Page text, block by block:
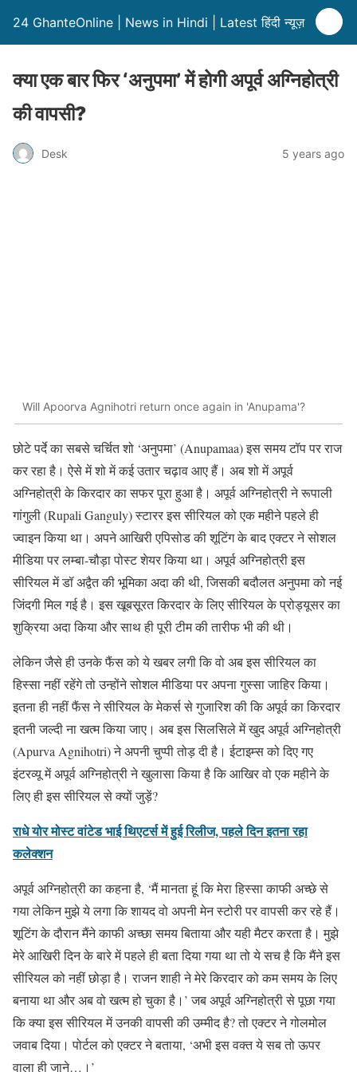
24 GhanteOnline | News in Hindi | Latest हिंदी न्यूज़
क्या एक बार फिर ‘अनुपमा’ में होगी अपूर्व अग्निहोत्री
की वापसी?
Desk 5 years ago
Will Apoorva Agnihotri return once again in 'Anupama'?
छोटे पर्दे का सबसे चर्चित शो ‘अनुपमा’ (Anupamaa) इस समय टॉप पर राज
कर रहा है। ऐसे में शो में कई उतार चढ़ाव आए हैं। अब शो में अपूर्व
अग्निहोत्री के किरदार का सफर पूरा हुआ है। अपूर्व अग्निहोत्री ने रूपाली
गांगुली (Rupali Ganguly) स्टारर इस सीरियल को एक महीने पहले ही
ज्वाइन किया था। अपने आखिरी एपिसोड की शूटिंग के बाद एक्टर ने सोशल
मीडिया पर लम्बा-चौड़ा पोस्ट शेयर किया था। अपूर्व अग्निहोत्री इस
सीरियल में डॉ अद्वैत की भूमिका अदा की थी, जिसकी बदौलत अनुपमा को नई
जिंदगी मिल गई है। इस खूबसूरत किरदार के लिए सीरियल के प्रोड्यूसर का
शुक्रिया अदा किया और साथ ही पूरी टीम की तारीफ भी की थी।
लेकिन जैसे ही उनके फैंस को ये खबर लगी कि वो अब इस सीरियल का
हिस्सा नहीं रहेंगे तो उन्होंने सोशल मीडिया पर अपना गुस्सा जाहिर किया।
इतना ही नहीं फैंस ने सीरियल के मेकर्स से गुजारिश की कि अपूर्व का किरदार
इतनी जल्दी ना खत्म किया जाए। अब इस सिलसिले में खुद अपूर्व अग्निहोत्री
(Apurva Agnihotri) ने अपनी चुप्पी तोड़ दी है। ईटाइम्स को दिए गए
इंटरव्यू में अपूर्व अग्निहोत्री ने खुलासा किया है कि आखिर वो एक महीने के
लिए ही इस सीरियल से क्यों जुड़ें?
राधे योर मोस्ट वांटेड भाई थिएटर्स में हुई रिलीज, पहले दिन इतना रहा
कलेक्शन
अपूर्व अग्निहोत्री का कहना है, ‘मैं मानता हूं कि मेरा हिस्सा काफी अच्छे से
गया लेकिन मुझे ये लगा कि शायद वो अपनी मेन स्टोरी पर वापसी कर रहे हैं।
शूटिंग के दौरान मैंने काफी अच्छा समय बिताया और यही मैटर करता है। मुझे
मेरे आखिरी दिन के बारे में पहले ही बता दिया गया था तो ये सच है कि मैंने इस
सीरियल को नहीं छोड़ा है। राजन शाही ने मेरे किरदार को कम समय के लिए
बनाया था और अब वो खत्म हो चुका है।’ जब अपूर्व अग्निहोत्री से पूछा गया
कि क्या इस सीरियल में उनकी वापसी की उम्मीद है? तो एक्टर ने गोलमोल
जवाब दिया। पोर्टल को एक्टर ने बताया, ‘अभी इस वक्त ये सब तो ऊपर
वाला ही जाने…।’